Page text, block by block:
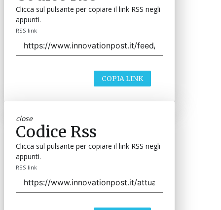
Clicca sul pulsante per copiare il link RSS negli
appunti.
RSS link
COPIA LINK
close
Codice Rss
Clicca sul pulsante per copiare il link RSS negli
appunti.
RSS link